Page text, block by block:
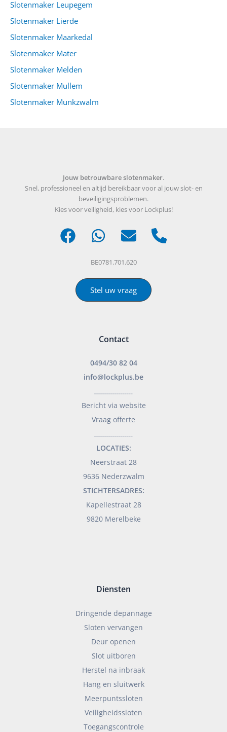
Slotenmaker Leupegem
Slotenmaker Lierde
Slotenmaker Maarkedal
Slotenmaker Mater
Slotenmaker Melden
Slotenmaker Mullem
Slotenmaker Munkzwalm
Jouw betrouwbare slotenmaker.
Snel, professioneel en altijd bereikbaar voor al jouw slot- en
beveiligingsproblemen.
Kies voor veiligheid, kies voor Lockplus!
BE0781.701.620
Stel uw vraag
Contact
0494/30 82 04
info@lockplus.be
Bericht via website
Vraag offerte
LOCATIES:
Neerstraat 28
9636 Nederzwalm
STICHTERSADRES:
Kapellestraat 28
9820 Merelbeke
Diensten
Dringende depannage
Sloten vervangen
Deur openen
Slot uitboren
Herstel na inbraak
Hang en sluitwerk
Meerpuntssloten
Veiligheidssloten
Toegangscontrole